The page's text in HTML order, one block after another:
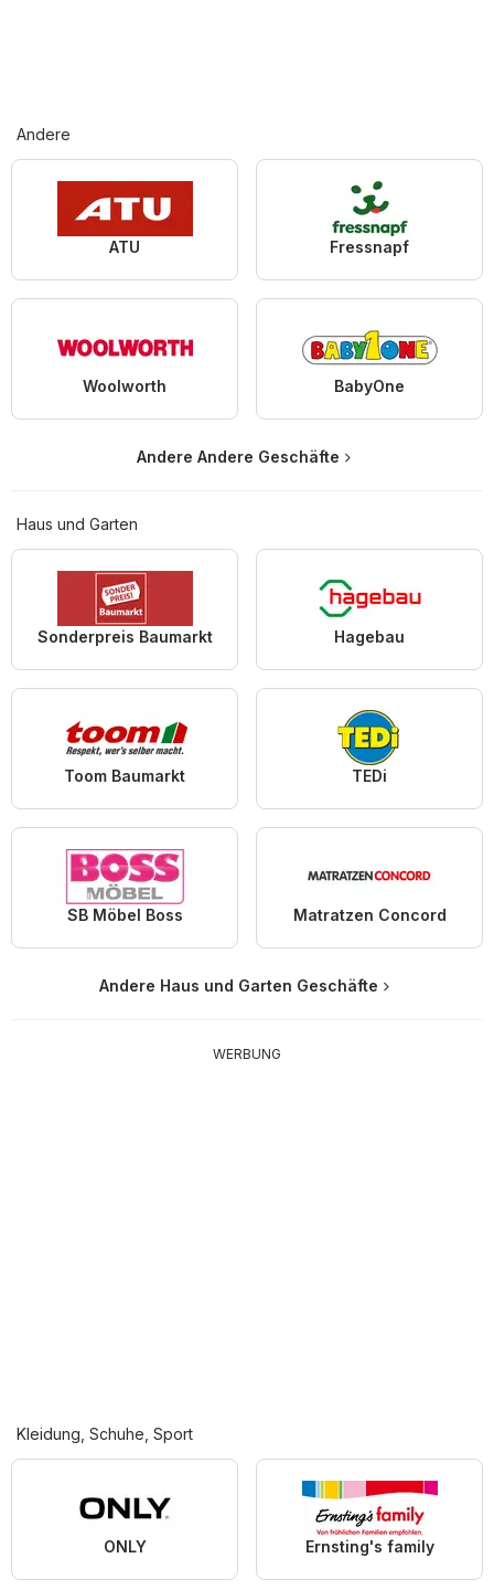
Andere
ATU Fressnapf
Woolworth BabyOne
Andere Andere Geschäfte
Haus und Garten
Sonderpreis Baumarkt Hagebau
Toom Baumarkt TEDi
SB Möbel Boss Matratzen Concord
Andere Haus und Garten Geschäfte
WERBUNG
Kleidung, Schuhe, Sport
ONLY Ernsting's family